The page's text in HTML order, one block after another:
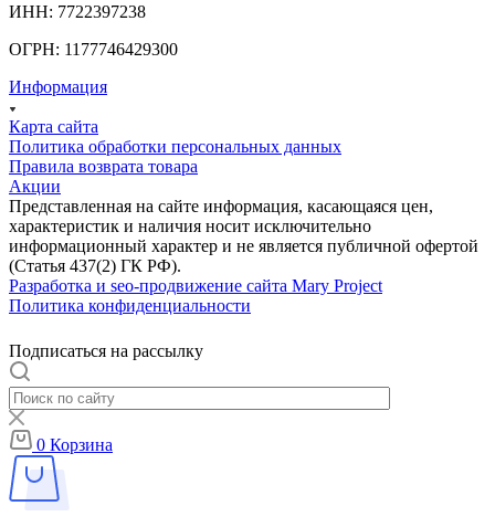
ИНН: 7722397238
ОГРН: 1177746429300
Информация
Карта сайта
Политика обработки персональных данных
Правила возврата товара
Акции
Представленная на сайте информация, касающаяся цен,
характеристик и наличия носит исключительно
информационный характер и не является публичной офертой
(Статья 437(2) ГК РФ).
Разработка и seo-продвижение сайта Mary Project
Политика конфиденциальности
Подписаться на рассылку
0 Корзина